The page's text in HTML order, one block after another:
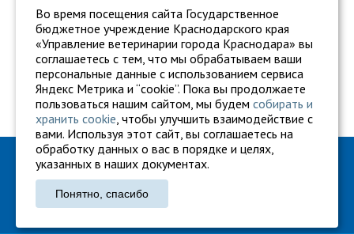
ГБУ "Ветуправление города Краснодара"
Адрес: г. Краснодар, ул. Карасунская, 110
Тел.: +7 861 260-27-94
Во время посещения сайта Государственное
бюджетное учреждение Краснодарского края
«Управление ветеринарии города Краснодара» вы
соглашаетесь с тем, что мы обрабатываем ваши
персональные данные с использованием сервиса
Яндекс Метрика и “cookie”. Пока вы продолжаете
пользоваться нашим сайтом, мы будем собирать и
хранить cookie, чтобы улучшить взаимодействие с
вами. Используя этот сайт, вы соглашаетесь на
обработку данных о вас в порядке и целях,
указанных в наших документах.
Понятно, спасибо